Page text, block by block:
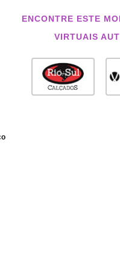
ENCONTRE ESTE
VIRTUAIS